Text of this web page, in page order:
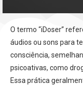
O termo “iDoser”
áudios ou sons para
consciência,
psicoativas, como
Essa prática